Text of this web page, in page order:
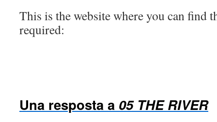
This is the website where you can find
required:
Una resposta a 05 THE RIVER